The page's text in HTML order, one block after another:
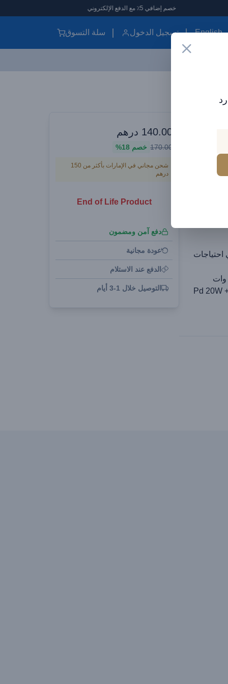
خصم إضافي 5٪ مع الدفع الإلكتروني
English تسجيل الدخول سلة التسوق
140.00 درهم
170.00 خصم 18%
شحن مجاني في الإمارات بأكثر من 150
درهم
End of Life Product
دفع آمن ومضمون
عودة مجانية
الدفع عند الاستلام
التوصيل خلال 1-3 أيام